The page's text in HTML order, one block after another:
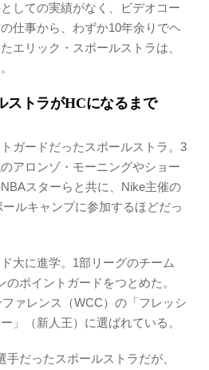
しての実績がなく、ビデオコー
仕事から、わずか10年余りでヘ
エリック・スポールストラは、
ストラがHCになるまで
ガードだったスポールストラ。3
アロンゾ・モーニングやショー
スターらと共に、Nike主催の
ールキャンプに参加するほどだっ
大に進学。1部リーグのチーム
ポイントガードをつとめた。
ァレンス（WCC）の「フレッシ
」（新人王）に選ばれている。
だったスポールストラだが、